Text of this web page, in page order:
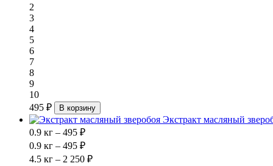
2
3
4
5
6
7
8
9
10
495 ₽
В корзину
Экстракт масляный
0.9 кг – 495 ₽
0.9 кг – 495 ₽
4.5 кг – 2 250 ₽